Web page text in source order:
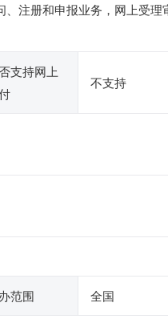
注册和申报业务，网上受理
支持网上
不支持
范围 全国